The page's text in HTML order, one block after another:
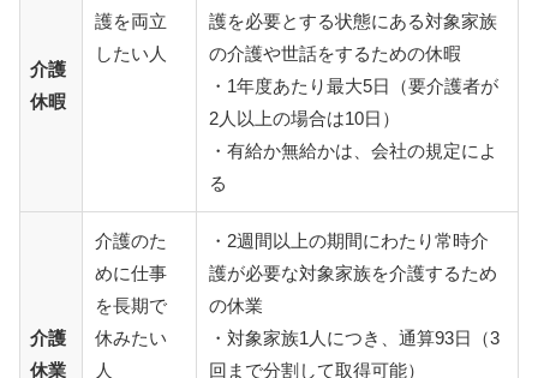
介護
休暇
護を両立
したい人
護を必要とする状態にある対象家族
の介護や世話をするための休暇
・1年度あたり最大5日（要介護者が
2人以上の場合は10日）
・有給か無給かは、会社の規定によ
る
介護
休業
介護のた
めに仕事
を長期で
休みたい
人
・2週間以上の期間にわたり常時介
護が必要な対象家族を介護するため
の休業
・対象家族1人につき、通算93日（3
回まで分割して取得可能）